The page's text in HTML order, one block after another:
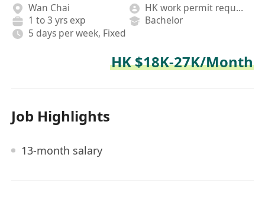
Wan Chai
HK work permit required
1 to 3 yrs exp
Bachelor
5 days per week, Fixed
HK $18K-27K/Month
Job Highlights
13-month salary